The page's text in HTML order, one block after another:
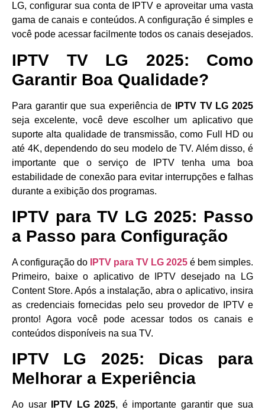
LG, configurar sua conta de IPTV e aproveitar uma vasta
gama de canais e conteúdos. A configuração é simples e
você pode acessar facilmente todos os canais desejados.
IPTV TV LG 2025: Como
Garantir Boa Qualidade?
Para garantir que sua experiência de
IPTV TV LG 2025
seja excelente, você deve escolher um aplicativo que
suporte alta qualidade de transmissão, como Full HD ou
até 4K, dependendo do seu modelo de TV. Além disso, é
importante que o serviço de IPTV tenha uma boa
estabilidade de conexão para evitar interrupções e falhas
durante a exibição dos programas.
IPTV para TV LG 2025: Passo
a Passo para Configuração
A configuração do IPTV para TV LG 2025 é bem simples.
Primeiro, baixe o aplicativo de IPTV desejado na LG
Content Store. Após a instalação, abra o aplicativo, insira
as credenciais fornecidas pelo seu provedor de IPTV e
pronto! Agora você pode acessar todos os canais e
conteúdos disponíveis na sua TV.
IPTV LG 2025: Dicas para
Melhorar a Experiência
Ao usar IPTV LG 2025, é importante garantir que sua